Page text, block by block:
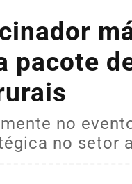
pacote
no
no setor